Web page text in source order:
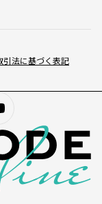
引法に基づく表記